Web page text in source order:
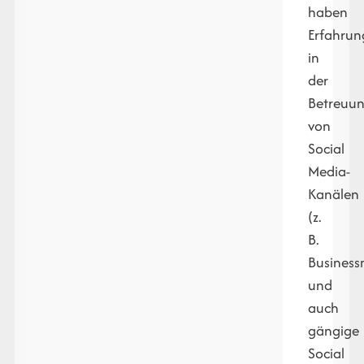
haben
in
der
von
Social
Media-
Kanälen
(z.
B.
und
auch
gängige
Social